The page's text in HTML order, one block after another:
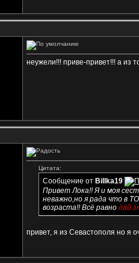
неужели!!! приве-привет!!! а из
Цитата:
Сообщение от Billka19
Привет Лока!! Я и моя
неважно,но я рада что в
возраста!! Всё равно дай
привет, я из Севастополя но я